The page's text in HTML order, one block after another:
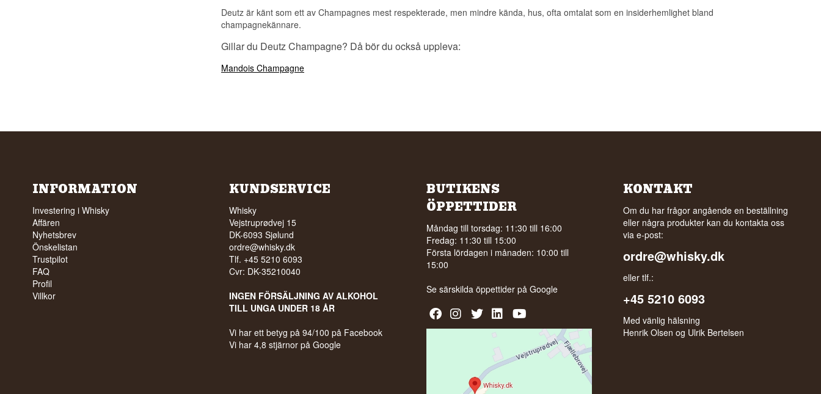
Deutz är känt som ett av Champagnes mest respekterade, men mindre kända, hus, ofta omtalat som en insiderhemlighet bland
champagnekännare.
Gillar du Deutz Champagne? Då bör du också uppleva:
Mandois Champagne
INFORMATION
Investering i Whisky
Affären
Nyhetsbrev
Önskelistan
Trustpilot
FAQ
Profil
Villkor
KUNDSERVICE
Whisky
Vejstruprødvej 15
DK-6093 Sjølund
ordre@whisky.dk
Tlf. +45 5210 6093
Cvr: DK-35210040
INGEN FÖRSÄLJNING AV ALKOHOL
TILL UNGA UNDER 18 ÅR
Vi har ett betyg på 94/100 på Facebook
Vi har 4,8 stjärnor på Google
BUTIKENS
ÖPPETTIDER
Måndag till torsdag: 11:30 till 16:00
Fredag: 11:30 till 15:00
Första lördagen i månaden: 10:00 till
15:00
Se särskilda öppettider på Google
KONTAKT
Om du har frågor angående en beställning
eller några produkter kan du kontakta oss
via e-post:
ordre@whisky.dk
eller tlf.:
+45 5210 6093
Med vänlig hälsning
Henrik Olsen og Ulrik Bertelsen